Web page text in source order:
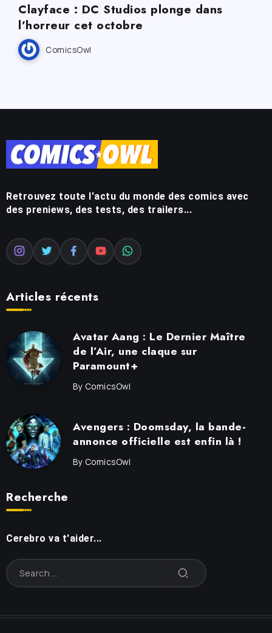
Clayface : DC Studios plonge dans
l’horreur cet octobre
ComicsOwl
Retrouvez toute l'actu du monde des comics avec
des preniews, des tests, des trailers...
Articles récents
Avatar Aang : Le Dernier Maître
de l’Air, une claque sur
Paramount+
By ComicsOwl
Avengers : Doomsday, la bande-
annonce officielle est enfin là !
By ComicsOwl
Recherche
Cerebro va t'aider...